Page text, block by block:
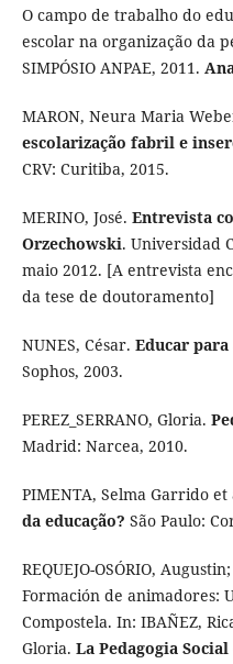
O campo de trabalho do
escolar na organização da
SIMPÓSIO ANPAE, 2011.
MARON, Neura Maria
escolarização fabril e
CRV: Curitiba, 2015.
MERINO, José. Entrevista
Orzechowski. Universidad
maio 2012. [A entrevista
da tese de doutoramento]
NUNES, César. Educar para
Sophos, 2003.
PEREZ_SERRANO, Gloria.
Madrid: Narcea, 2010.
PIMENTA, Selma Garrido et
da educação? São Paulo:
REQUEJO-OSÓRIO,
Formación de animadores:
Compostela. In: IBAÑEZ,
Gloria. La Pedagogia